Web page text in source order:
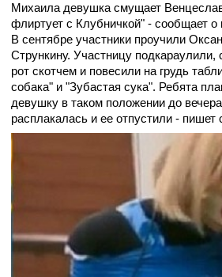
Михаила девушка смущает
флиртует с Клубничкой" - сообщает о
В сентябре участники проучили
Стрункину. Участницу подкараулили,
рот скотчем и повесили на грудь
собака" и "Зубастая сука". Ребята
девушку в таком положении до
расплакалась и ее отпустили - пишет